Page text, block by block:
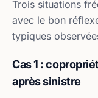
Trois situations
avec le bon
typiques
Cas 1 :
après sinistre